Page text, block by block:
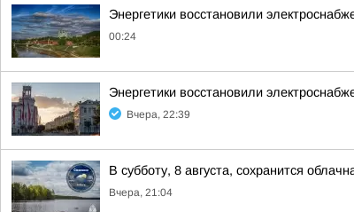
Энергетики восстановили
00:24
Энергетики восстановили
Вчера, 22:39
В субботу, 8 августа, сохранится
Вчера, 21:04